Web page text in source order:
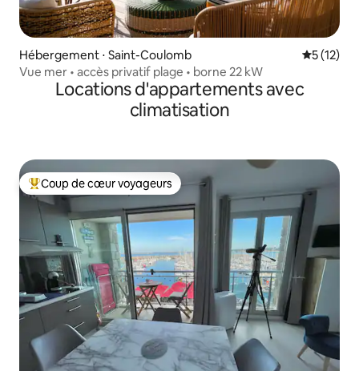
Hébergement ⋅ Saint-Coulomb
5 (12)
Vue mer • accès privatif plage • borne 22 kW
Locations d'appartements avec
climatisation
Coups de cœur voyageurs les plus appréciés
Coup de cœur voyageurs